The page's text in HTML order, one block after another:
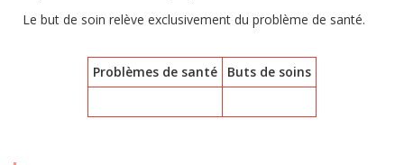
Le but de soin relève exclusivement du problème de santé.
Problèmes de santé Buts de soins